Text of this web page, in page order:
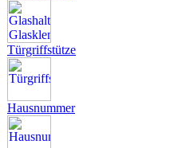
Türgriffstütze
Hausnummer